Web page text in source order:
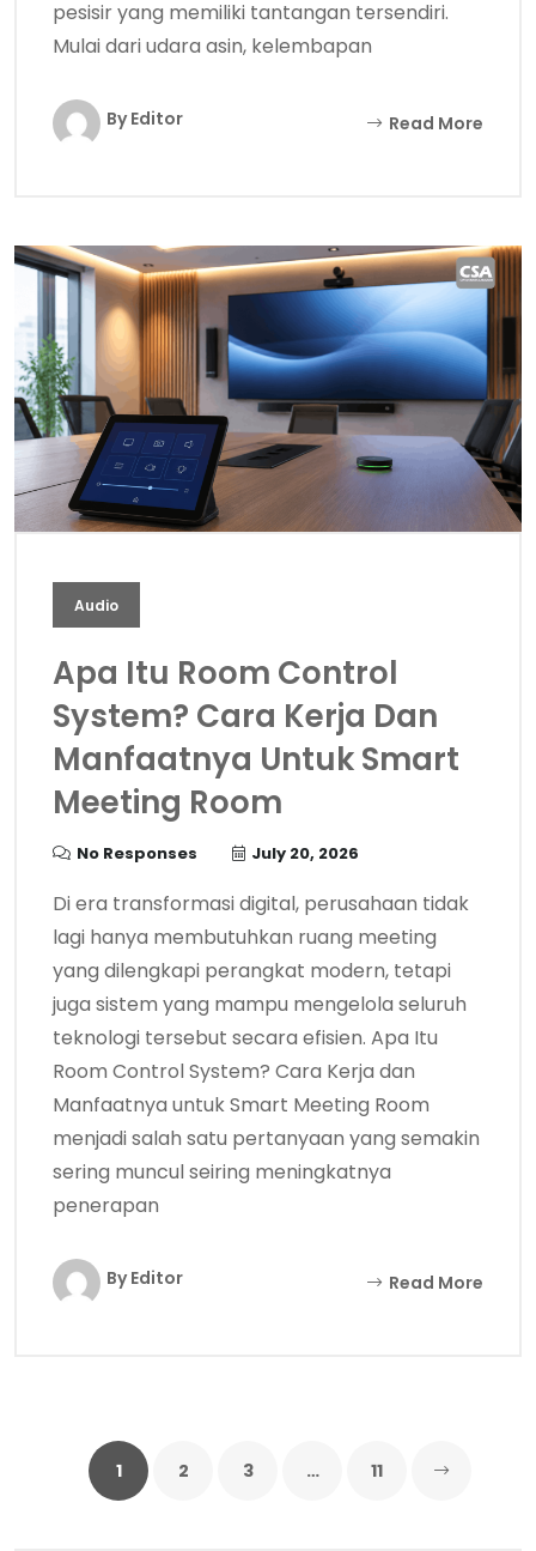
pesisir yang memiliki tantangan tersendiri.
Mulai dari udara asin, kelembapan
By Editor Read More
Audio
Apa Itu Room Control
System? Cara Kerja Dan
Manfaatnya Untuk Smart
Meeting Room
No Responses July 20, 2026
Di era transformasi digital, perusahaan tidak
lagi hanya membutuhkan ruang meeting
yang dilengkapi perangkat modern, tetapi
juga sistem yang mampu mengelola seluruh
teknologi tersebut secara efisien. Apa Itu
Room Control System? Cara Kerja dan
Manfaatnya untuk Smart Meeting Room
menjadi salah satu pertanyaan yang semakin
sering muncul seiring meningkatnya
penerapan
By Editor Read More
1 2 3 … 11